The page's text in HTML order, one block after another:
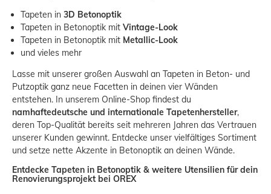
Tapeten in 3D Betonoptik
Tapeten in Betonoptik mit Vintage-Look
Tapeten in Betonoptik mit Metallic-Look
und vieles mehr
Lasse mit unserer großen Auswahl an Tapeten in Beton- und
Putzoptik ganz neue Facetten in deinen vier Wänden
entstehen. In unserem Online-Shop findest du
namhaftedeutsche und internationale Tapetenhersteller,
deren Top-Qualität bereits seit mehreren Jahren das Vertrauen
unserer Kunden gewinnt. Entdecke unser vielfältiges Sortiment
und setze nette Akzente in Betonoptik an deinen Wände.
Entdecke Tapeten in Betonoptik & weitere Utensilien für dein
Renovierungsprojekt bei OREX